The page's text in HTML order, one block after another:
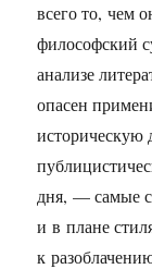
всего то, чем
философский
анализе
опасен
историческую
дня, — самые
и в плане
к